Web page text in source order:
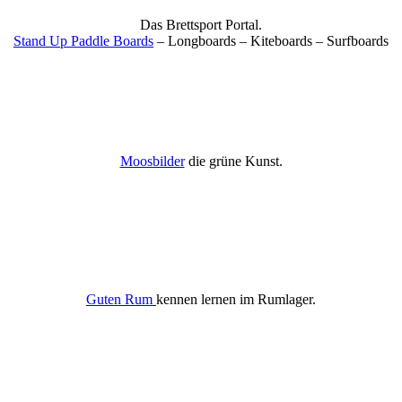
Das Brettsport Portal.
Stand Up Paddle Boards – Longboards – Kiteboards – Surfboards
Moosbilderdie grüne Kunst.
Guten Rum kennen lernen im Rumlager.